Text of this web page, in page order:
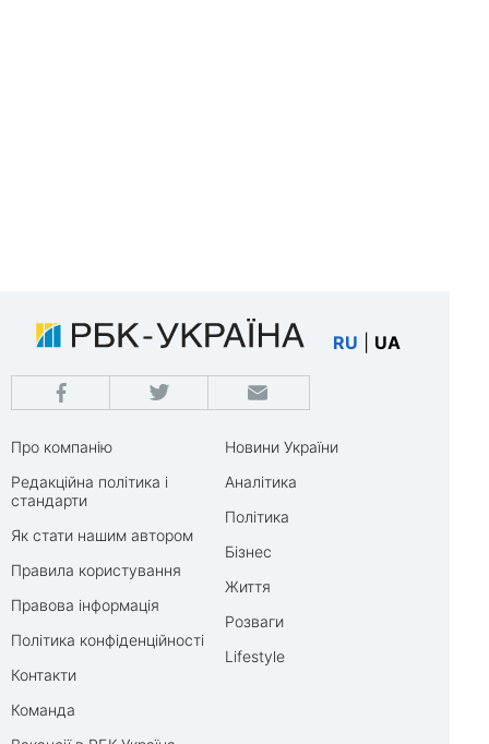
RU UA
Про компанію
Редакційна політика і
стандарти
Як стати нашим автором
Правила користування
Правова інформація
Політика конфіденційності
Контакти
Команда
Новини України
Аналітика
Політика
Бізнес
Життя
Розваги
Lifestyle